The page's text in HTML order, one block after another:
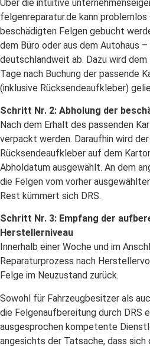
Über die intuitive
felgenreparatur.de kann problemlos
beschädigten Felgen gebucht
dem Büro oder aus dem Autohaus
deutschlandweit ab. Dazu wird dem
Tage nach Buchung der passende
(inklusive Rücksendeaufkleber)
Schritt Nr. 2: Abholung der
Nach dem Erhalt des passenden
verpackt werden. Daraufhin wird
Rücksendeaufkleber auf dem
Abholdatum ausgewählt. An dem
die Felgen vom vorher
Rest kümmert sich DRS.
Schritt Nr. 3: Empfang der
Herstellerniveau
Innerhalb einer Woche und im
Reparaturprozess nach
Felge im Neuzustand zurück.
Sowohl für Fahrzeugbesitzer als
die Felgenaufbereitung durch DRS
ausgesprochen kompetente
angesichts der Tatsache, dass sich